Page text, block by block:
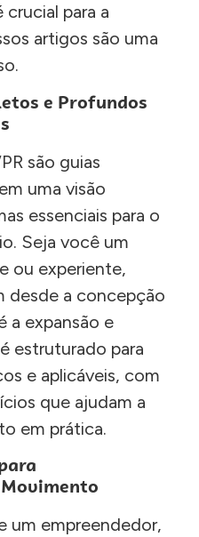
para a
artigos são uma
e Profundos
são guias
uma visão
essenciais para o
Seja você um
ou experiente,
desde a concepção
a expansão e
estruturado para
e aplicáveis, com
que ajudam a
em prática.
um empreendedor,